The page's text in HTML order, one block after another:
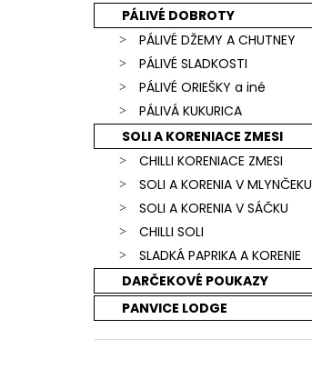
PÁLIVÉ DOBROTY
PÁLIVÉ DŽEMY A CHUTNEY
PÁLIVÉ SLADKOSTI
PÁLIVÉ ORIEŠKY a iné
PÁLIVÁ KUKURICA
SOLI A KORENIACE ZMESI
CHILLI KORENIACE ZMESI
SOLI A KORENIA V MLYNČEKU
SOLI A KORENIA V SÁČKU
CHILLI SOLI
SLADKÁ PAPRIKA A KORENIE
DARČEKOVÉ POUKAZY
PANVICE LODGE